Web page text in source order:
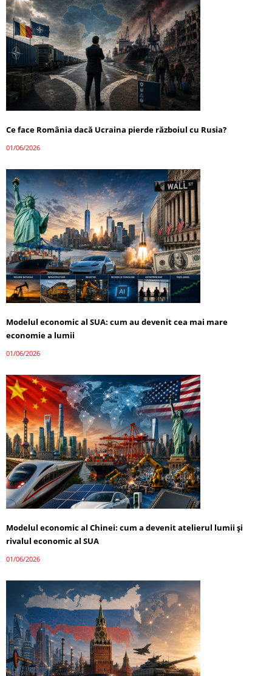
Ce face România dacă Ucraina pierde războiul cu Rusia?
01/06/2026
Modelul economic al SUA: cum au devenit cea mai mare
economie a lumii
01/06/2026
Modelul economic al Chinei: cum a devenit atelierul lumii și
rivalul economic al SUA
01/06/2026